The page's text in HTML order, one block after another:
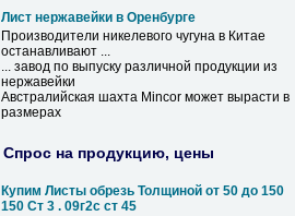
Лист нержавейки в Оренбурге
Производители никелевого чугуна в Китае
останавливают ...
... завод по выпуску различной продукции из
нержавейки
Австралийская шахта Mincor может вырасти в
размерах
Спрос на продукцию, цены
Купим Листы обрезь Толщиной от 50 до 150
150 Ст 3 . 09г2с ст 45